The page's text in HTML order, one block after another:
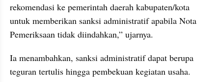
rekomendasi ke pemerintah daerah kabupaten/kota
untuk memberikan sanksi administratif apabila Nota
Pemeriksaan tidak diindahkan,” ujarnya.
Ia menambahkan, sanksi administratif dapat berupa
teguran tertulis hingga pembekuan kegiatan usaha.